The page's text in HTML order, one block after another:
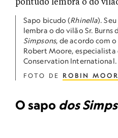
Sapo bicudo (Rhinella).
lembra o do vilão Sr. Burns
Simpsons, de acordo com
Robert Moore, especialista
Conservation International.
FOTO DE ROBIN
O sapo dos